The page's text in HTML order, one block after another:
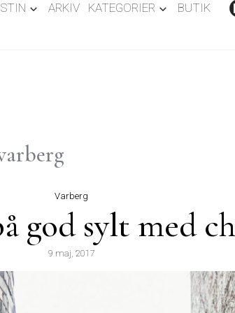
ARKIV KATEGORIER BUTIK
Varberg
god sylt med
9 maj, 2017